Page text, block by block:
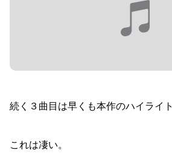
続く３曲目は早くも本作のハイライト
これは凄い。